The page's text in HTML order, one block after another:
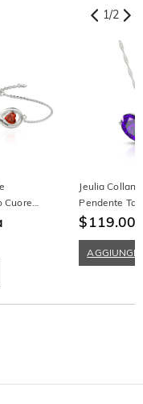
1/2
Cuore
in
Jeulia
Pendente
Colore Viola
$119.00
AGGIUNGI